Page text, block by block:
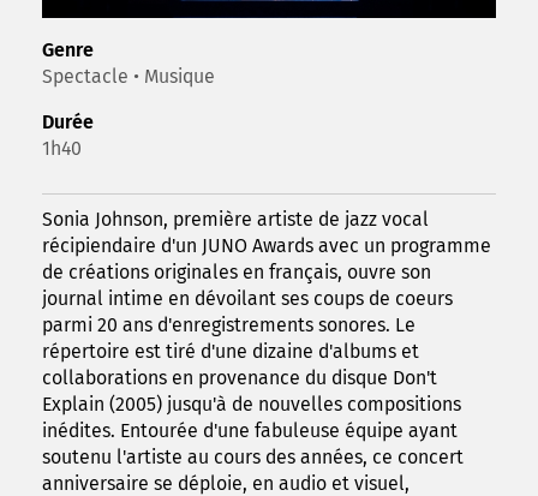
Genre
Spectacle • Musique
Durée
1h40
Sonia Johnson, première artiste de jazz vocal
récipiendaire d'un JUNO Awards avec un programme
de créations originales en français, ouvre son
journal intime en dévoilant ses coups de coeurs
parmi 20 ans d'enregistrements sonores. Le
répertoire est tiré d'une dizaine d'albums et
collaborations en provenance du disque Don't
Explain (2005) jusqu'à de nouvelles compositions
inédites. Entourée d'une fabuleuse équipe ayant
soutenu l'artiste au cours des années, ce concert
anniversaire se déploie, en audio et visuel,